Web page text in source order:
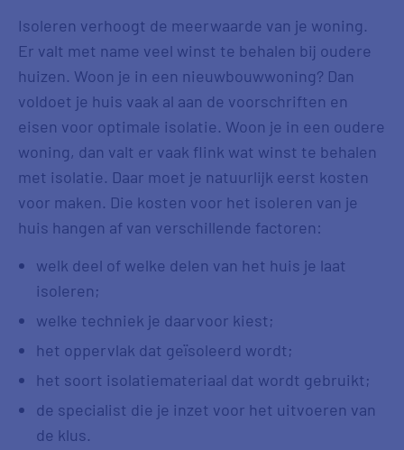
Isoleren verhoogt de meerwaarde van je woning.
Er valt met name veel winst te behalen bij oudere
huizen. Woon je in een nieuwbouwwoning? Dan
voldoet je huis vaak al aan de voorschriften en
eisen voor optimale isolatie. Woon je in een oudere
woning, dan valt er vaak flink wat winst te behalen
met isolatie. Daar moet je natuurlijk eerst kosten
voor maken. Die kosten voor het isoleren van je
huis hangen af van verschillende factoren:
welk deel of welke delen van het huis je laat
isoleren;
welke techniek je daarvoor kiest;
het oppervlak dat geïsoleerd wordt;
het soort isolatiemateriaal dat wordt gebruikt;
de specialist die je inzet voor het uitvoeren van
de klus.